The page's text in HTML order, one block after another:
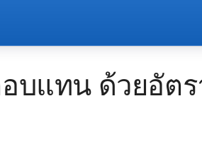
บแทน ด้วยอัตร